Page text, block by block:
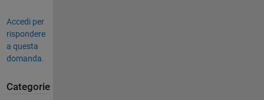
Accedi per
rispondere
a questa
domanda.
Categorie